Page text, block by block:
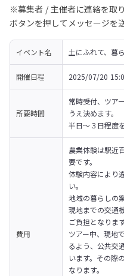
※募集者 / 主催者に連絡を取
ボタンを押してメッセージを
イベント名 土にふれて、暮
開催日程 2025/07/20
所要時間
常時受付、ツア
うえ決めます。
半日～３日程度
費用
農業体験は駅近
要です。
体験内容により
い。
地域の暮らしの
現地までの交通
ご負担となります
ツアー中、現地
るよう、公共交
います。その際
なります。